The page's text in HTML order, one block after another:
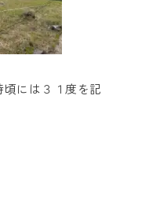
には３１度を記